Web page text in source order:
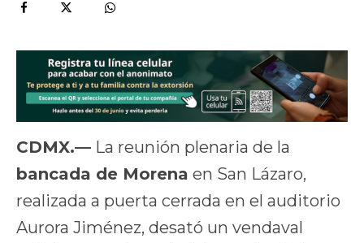
CDMX.— La reunión plenaria de la
bancada de Morena en San Lázaro,
realizada a puerta cerrada en el auditorio
Aurora Jiménez, desató un vendaval